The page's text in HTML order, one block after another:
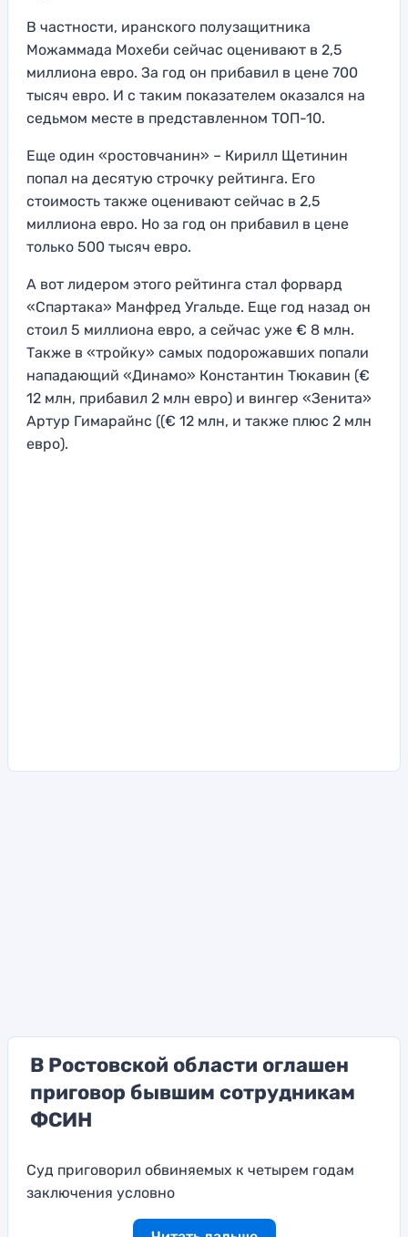
В частности, иранского полузащитника
Можаммада Мохеби сейчас оценивают в 2,5
миллиона евро. За год он прибавил в цене 700
тысяч евро. И с таким показателем оказался на
седьмом месте в представленном ТОП-10.
Еще один «ростовчанин» – Кирилл Щетинин
попал на десятую строчку рейтинга. Его
стоимость также оценивают сейчас в 2,5
миллиона евро. Но за год он прибавил в цене
только 500 тысяч евро.
А вот лидером этого рейтинга стал форвард
«Спартака» Манфред Угальде. Еще год назад он
стоил 5 миллиона евро, а сейчас уже € 8 млн.
Также в «тройку» самых подорожавших попали
нападающий «Динамо» Константин Тюкавин (€
12 млн, прибавил 2 млн евро) и вингер «Зенита»
Артур Гимарайнс ((€ 12 млн, и также плюс 2 млн
евро).
В Ростовской области оглашен
приговор бывшим сотрудникам
ФСИН
Суд приговорил обвиняемых к четырем годам
заключения условно